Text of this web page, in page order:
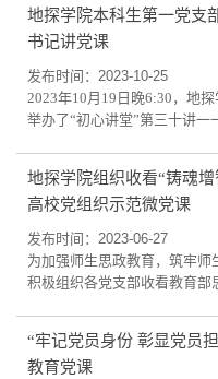
实基础。支部一直按照党组
作，确保党员队伍健康发展。
介绍了党支部的工作情况和发
地探学院本科生第一党支
书记讲党课
发布时间：2023-10-25
2023年10月19日晚6:30，地
举办了“初心讲堂”第三十讲一
青年提出的要求”为重点，对
即传承红色基因、矢志砥砺前
刻“红、闯、实、勤”的印记...
地探学院组织收看“铸魂
高校党组织示范微党课
发布时间：2023-06-27
为加强师生思政教育，筑牢
积极组织各党支部收看教育部
织示范微党课第3讲正式开讲
北：听党指挥、与国同行”为
“牢记党员身份 彰显党员
教育党课